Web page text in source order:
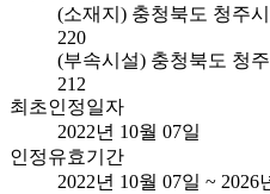
(소재지) 충청북도 청주
220
(부속시설) 충청북도 청
212
최초인정일자
2022년 10월 07일
인정유효기간
2022년 10월 07일 ~ 2026